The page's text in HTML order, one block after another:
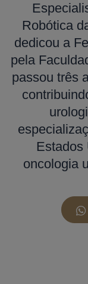
Robótica
dedicou a
pela
passou três
Estados
oncologia